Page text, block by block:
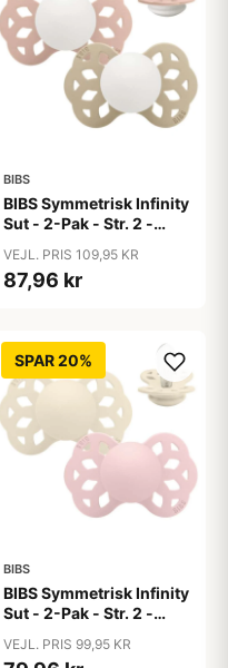
BIBS
BIBS Symmetrisk Infinity
Sut - 2-Pak - Str. 2 -
Blush/Vanilla
VEJL. PRIS 109,95 KR
87,96 kr
SPAR 20%
BIBS
BIBS Symmetrisk Infinity
Sut - 2-Pak - Str. 2 -
VEJL. PRIS 99,95 KR